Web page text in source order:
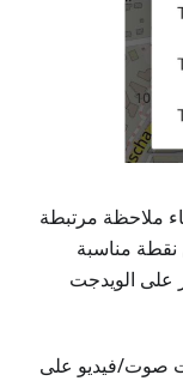
ملاحظة مرتبطة
نقطة مناسبة
على الويدجت
صوت/فيديو على